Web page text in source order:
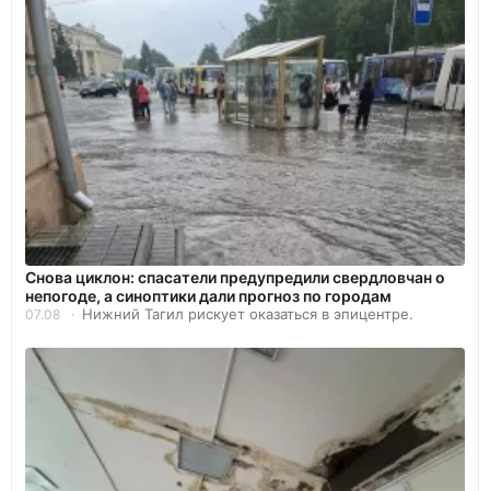
Снова циклон: спасатели предупредили свердловчан о
непогоде, а синоптики дали прогноз по городам
07.08 Нижний Тагил рискует оказаться в эпицентре.